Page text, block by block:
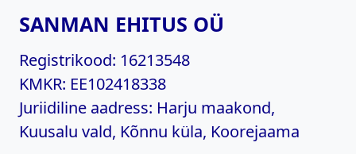
SANMAN EHITUS OÜ
Registrikood: 16213548
KMKR: EE102418338
Juriidiline aadress: Harju maakond,
Kuusalu vald, Kõnnu küla, Koorejaama